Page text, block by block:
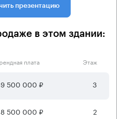
презентацию
в этом здании:
плата Этаж
500 000 ₽ 3
500 000 ₽ 2